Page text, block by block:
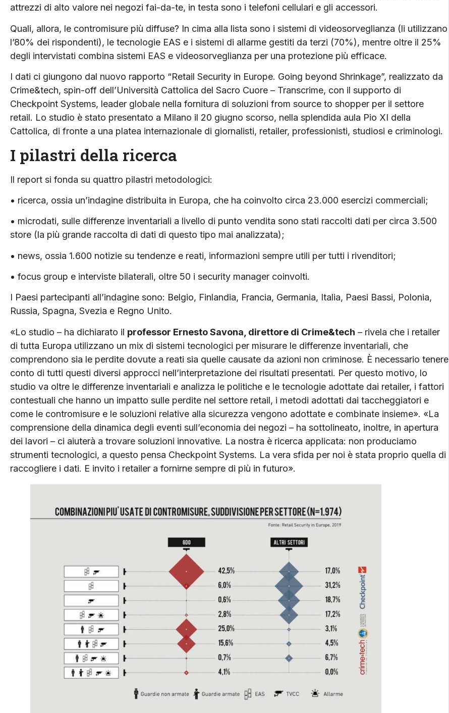
attrezzi di alto valore nei negozi fai-da-te, in testa sono i telefoni cellulari e gli accessori.
Quali, allora, le contromisure più diffuse? In cima alla lista sono i sistemi di videosorveglianza (li utilizzano
l’80% dei rispondenti), le tecnologie EAS e i sistemi di allarme gestiti da terzi (70%), mentre oltre il 25%
degli intervistati combina sistemi EAS e videosorveglianza per una protezione più efficace.
I dati ci giungono dal nuovo rapporto “Retail Security in Europe. Going beyond Shrinkage”, realizzato da
Crime&tech, spin-off dell’Università Cattolica del Sacro Cuore – Transcrime, con il supporto di
Checkpoint Systems, leader globale nella fornitura di soluzioni from source to shopper per il settore
retail. Lo studio è stato presentato a Milano il 20 giugno scorso, nella splendida aula Pio XI della
Cattolica, di fronte a una platea internazionale di giornalisti, retailer, professionisti, studiosi e criminologi.
I pilastri della ricerca
Il report si fonda su quattro pilastri metodologici:
• ricerca, ossia un’indagine distribuita in Europa, che ha coinvolto circa 23.000 esercizi commerciali;
• microdati, sulle differenze inventariali a livello di punto vendita sono stati raccolti dati per circa 3.500
store (la più grande raccolta di dati di questo tipo mai analizzata);
• news, ossia 1.600 notizie su tendenze e reati, informazioni sempre utili per tutti i rivenditori;
• focus group e interviste bilaterali, oltre 50 i security manager coinvolti.
I Paesi partecipanti all’indagine sono: Belgio, Finlandia, Francia, Germania, Italia, Paesi Bassi, Polonia,
Russia, Spagna, Svezia e Regno Unito.
«Lo studio – ha dichiarato il professor Ernesto Savona, direttore di Crime&tech – rivela che i retailer
di tutta Europa utilizzano un mix di sistemi tecnologici per misurare le differenze inventariali, che
comprendono sia le perdite dovute a reati sia quelle causate da azioni non criminose. È necessario tenere
conto di tutti questi diversi approcci nell’interpretazione dei risultati presentati. Per questo motivo, lo
studio va oltre le differenze inventariali e analizza le politiche e le tecnologie adottate dai retailer, i fattori
contestuali che hanno un impatto sulle perdite nel settore retail, i metodi adottati dai taccheggiatori e
come le contromisure e le soluzioni relative alla sicurezza vengono adottate e combinate insieme». «La
comprensione della dinamica degli eventi sull’economia dei negozi – ha sottolineato, inoltre, in apertura
dei lavori – ci aiuterà a trovare soluzioni innovative. La nostra è ricerca applicata: non produciamo
strumenti tecnologici, a questo pensa Checkpoint Systems. La vera sfida per noi è stata proprio quella di
raccogliere i dati. E invito i retailer a fornirne sempre di più in futuro».